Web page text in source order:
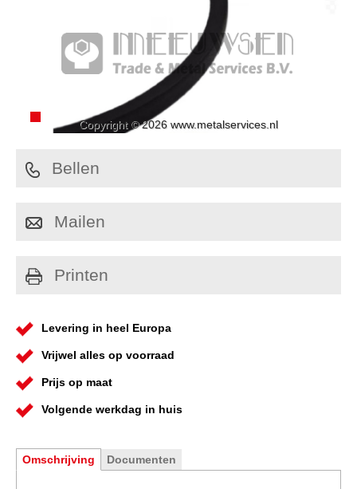
Copyright © 2026 www.metalservices.nl
Bellen
Mailen
Printen
Levering in heel Europa
Vrijwel alles op voorraad
Prijs op maat
Volgende werkdag in huis
Omschrijving Documenten